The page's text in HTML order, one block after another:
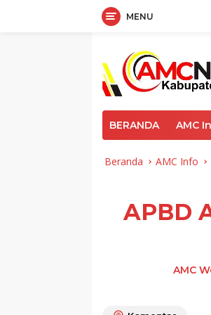
MENU
BERANDA AMC
Beranda AMC Info
APBD
AMC